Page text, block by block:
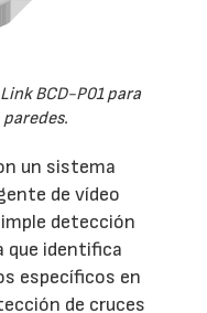
BCD-P01 para
un sistema
de vídeo
detección
que identifica
específicos en
de cruces